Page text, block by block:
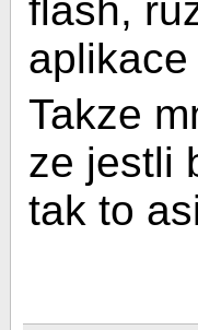
flash,
Takze
ze jestli
tak to